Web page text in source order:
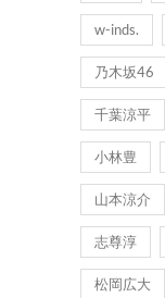
w-inds.
乃木坂46
千葉涼平
小林豊
山本涼介
志尊淳
松岡広大